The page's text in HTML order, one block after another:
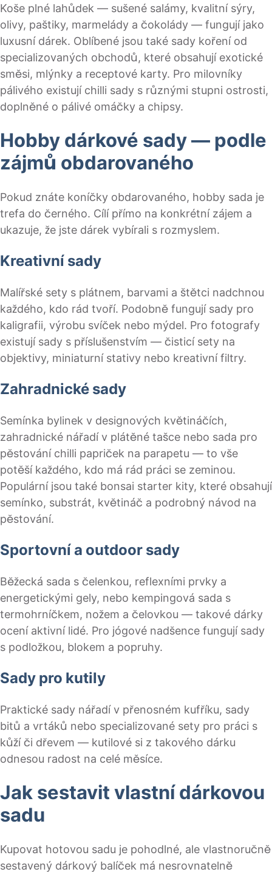
Koše plné lahůdek — sušené salámy, kvalitní sýry,
olivy, paštiky, marmelády a čokolády — fungují jako
luxusní dárek. Oblíbené jsou také sady koření od
specializovaných obchodů, které obsahují exotické
směsi, mlýnky a receptové karty. Pro milovníky
pálivého existují chilli sady s různými stupni ostrosti,
doplněné o pálivé omáčky a chipsy.
Hobby dárkové sady — podle
zájmů obdarovaného
Pokud znáte koníčky obdarovaného, hobby sada je
trefa do černého. Cílí přímo na konkrétní zájem a
ukazuje, že jste dárek vybírali s rozmyslem.
Kreativní sady
Malířské sety s plátnem, barvami a štětci nadchnou
každého, kdo rád tvoří. Podobně fungují sady pro
kaligrafii, výrobu svíček nebo mýdel. Pro fotografy
existují sady s příslušenstvím — čisticí sety na
objektivy, miniaturní stativy nebo kreativní filtry.
Zahradnické sady
Semínka bylinek v designových květináčích,
zahradnické nářadí v plátěné tašce nebo sada pro
pěstování chilli papriček na parapetu — to vše
potěší každého, kdo má rád práci se zeminou.
Populární jsou také bonsai starter kity, které obsahují
semínko, substrát, květináč a podrobný návod na
pěstování.
Sportovní a outdoor sady
Běžecká sada s čelenkou, reflexními prvky a
energetickými gely, nebo kempingová sada s
termohrníčkem, nožem a čelovkou — takové dárky
ocení aktivní lidé. Pro jógové nadšence fungují sady
s podložkou, blokem a popruhy.
Sady pro kutily
Praktické sady nářadí v přenosném kufříku, sady
bitů a vrtáků nebo specializované sety pro práci s
kůží či dřevem — kutilové si z takového dárku
odnesou radost na celé měsíce.
Jak sestavit vlastní dárkovou
sadu
Kupovat hotovou sadu je pohodlné, ale vlastnoručně
sestavený dárkový balíček má nesrovnatelně